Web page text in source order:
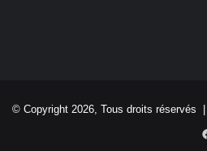
© Copyright 2026, Tous droits réservés |